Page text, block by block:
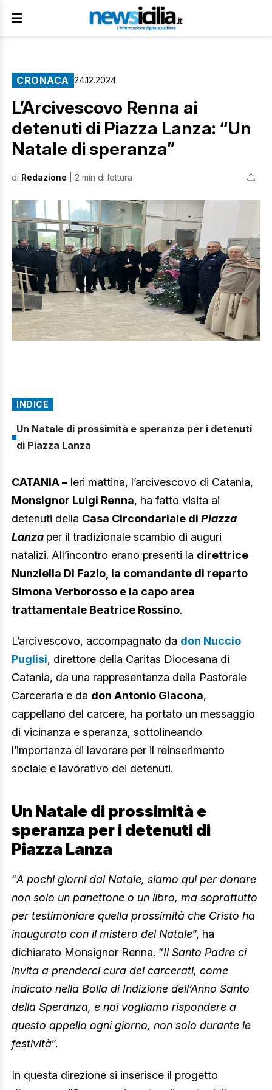
CRONACA 24.12.2024
L’Arcivescovo Renna ai
detenuti di Piazza Lanza: “Un
Natale di speranza”
di Redazione | 2 min di lettura
INDICE
Un Natale di prossimità e speranza per i detenuti
di Piazza Lanza
CATANIA – Ieri mattina, l’arcivescovo di Catania,
Monsignor Luigi Renna, ha fatto visita ai
detenuti della Casa Circondariale di Piazza
Lanza per il tradizionale scambio di auguri
natalizi. All’incontro erano presenti la direttrice
Nunziella Di Fazio, la comandante di reparto
Simona Verborosso e la capo area
trattamentale Beatrice Rossino.
L’arcivescovo, accompagnato da don Nuccio
Puglisi, direttore della Caritas Diocesana di
Catania, da una rappresentanza della Pastorale
Carceraria e da don Antonio Giacona,
cappellano del carcere, ha portato un messaggio
di vicinanza e speranza, sottolineando
l’importanza di lavorare per il reinserimento
sociale e lavorativo dei detenuti.
Un Natale di prossimità e
speranza per i detenuti di
Piazza Lanza
“A pochi giorni dal Natale, siamo qui per donare
non solo un panettone o un libro, ma soprattutto
per testimoniare quella prossimità che Cristo ha
inaugurato con il mistero del Natale”, ha
dichiarato Monsignor Renna. “Il Santo Padre ci
invita a prenderci cura dei carcerati, come
indicato nella Bolla di Indizione dell’Anno Santo
della Speranza, e noi vogliamo rispondere a
questo appello ogni giorno, non solo durante le
festività”.
In questa direzione si inserisce il progetto